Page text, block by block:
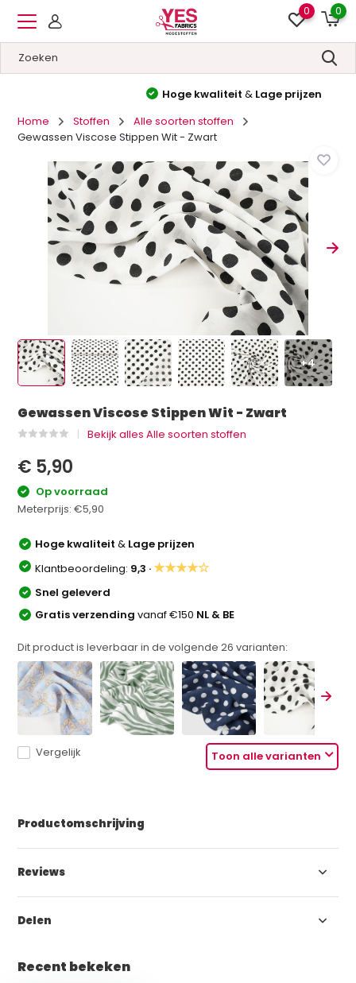
0 0
Hoge kwaliteit&Lage prijzen
Home
Stoffen
Alle soorten stoffen
Gewassen Viscose Stippen Wit - Zwart
+4
Gewassen Viscose Stippen Wit - Zwart
Bekijk alles Alle soorten stoffen
€ 5,90
Op voorraad
Meterprijs:€5,90
Hoge kwaliteit& Lage prijzen
Klantbeoordeling: 9,3 ·★★★★☆
Snel geleverd
Gratis verzendingvanaf €150 NL & BE
Dit product is leverbaar in de volgende26 varianten:
Toon alle varianten
Vergelijk
Productomschrijving
Reviews
Delen
Recent bekeken